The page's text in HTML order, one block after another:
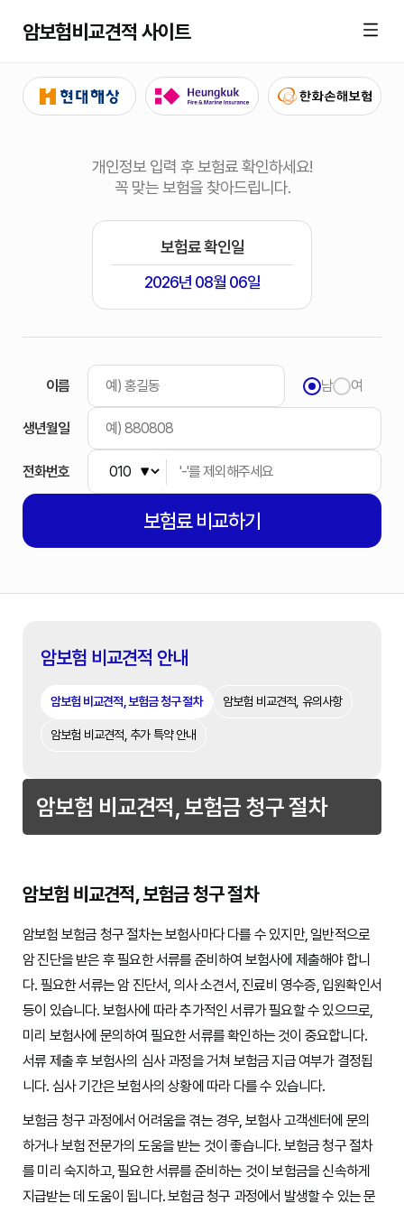
암보험비교견적 사이트
개인정보 입력 후 보험료 확인하세요!
꼭 맞는 보험을 찾아드립니다.
보험료 확인일
2026년 08월 06일
이름 남 여
생년월일
전화번호
보험료비교하기
암보험 비교견적 안내
암보험 비교견적, 보험금 청구 절차 암보험 비교견적, 유의사항
암보험 비교견적, 추가 특약 안내
암보험 비교견적, 보험금 청구 절차
암보험 비교견적, 보험금 청구 절차
암보험 보험금 청구 절차는 보험사마다 다를 수 있지만, 일반적으로
암 진단을 받은 후 필요한 서류를 준비하여 보험사에 제출해야 합니
다. 필요한 서류는 암 진단서, 의사 소견서, 진료비 영수증, 입원확인서
등이 있습니다. 보험사에 따라 추가적인 서류가 필요할 수 있으므로,
미리 보험사에 문의하여 필요한 서류를 확인하는 것이 중요합니다.
서류 제출 후 보험사의 심사 과정을 거쳐 보험금 지급 여부가 결정됩
니다. 심사 기간은 보험사의 상황에 따라 다를 수 있습니다.
보험금 청구 과정에서 어려움을 겪는 경우, 보험사 고객센터에 문의
하거나 보험 전문가의 도움을 받는 것이 좋습니다. 보험금 청구 절차
를 미리 숙지하고, 필요한 서류를 준비하는 것이 보험금을 신속하게
지급받는 데 도움이 됩니다. 보험금 청구 과정에서 발생할 수 있는 문